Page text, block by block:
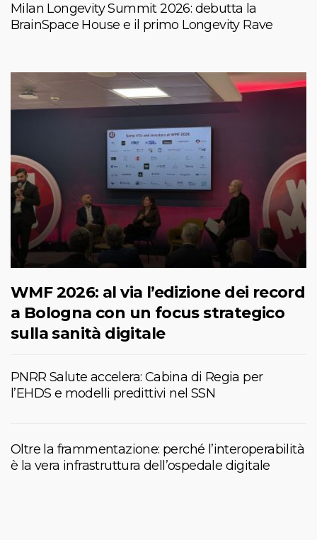
Milan Longevity Summit 2026: debutta la
BrainSpace House e il primo Longevity Rave
WMF 2026: al via l’edizione dei record
a Bologna con un focus strategico
sulla sanità digitale
PNRR Salute accelera: Cabina di Regia per
l’EHDS e modelli predittivi nel SSN
Oltre la frammentazione: perché l’interoperabilità
è la vera infrastruttura dell’ospedale digitale